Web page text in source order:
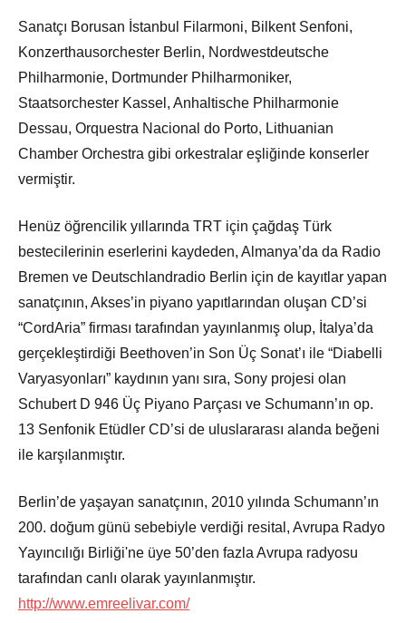
Sanatçı Borusan İstanbul Filarmoni, Bilkent Senfoni,
Konzerthausorchester Berlin, Nordwestdeutsche
Philharmonie, Dortmunder Philharmoniker,
Staatsorchester Kassel, Anhaltische Philharmonie
Dessau, Orquestra Nacional do Porto, Lithuanian
Chamber Orchestra gibi orkestralar eşliğinde konserler
vermiştir.
Henüz öğrencilik yıllarında TRT için çağdaş Türk
bestecilerinin eserlerini kaydeden, Almanya’da da Radio
Bremen ve Deutschlandradio Berlin için de kayıtlar yapan
sanatçının, Akses’in piyano yapıtlarından oluşan CD’si
“CordAria” firması tarafından yayınlanmış olup, İtalya’da
gerçekleştirdiği Beethoven’in Son Üç Sonat’ı ile “Diabelli
Varyasyonları” kaydının yanı sıra, Sony projesi olan
Schubert D 946 Üç Piyano Parçası ve Schumann’ın op.
13 Senfonik Etüdler CD’si de uluslararası alanda beğeni
ile karşılanmıştır.
Berlin’de yaşayan sanatçının, 2010 yılında Schumann’ın
200. doğum günü sebebiyle verdiği resital, Avrupa Radyo
Yayıncılığı Birliği'ne üye 50’den fazla Avrupa radyosu
tarafından canlı olarak yayınlanmıştır.
http://www.emreelivar.com/